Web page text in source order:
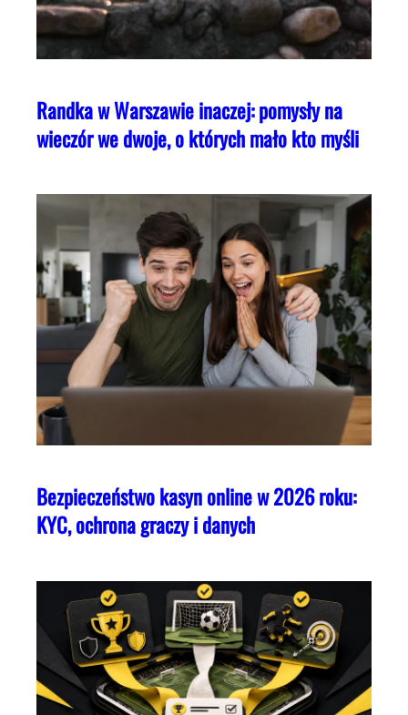
Randka w Warszawie inaczej: pomysły na
wieczór we dwoje, o których mało kto myśli
Bezpieczeństwo kasyn online w 2026 roku:
KYC, ochrona graczy i danych